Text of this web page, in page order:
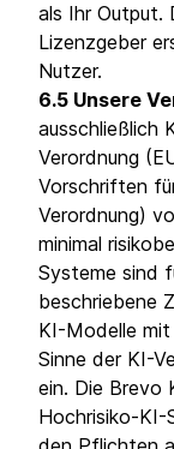
als Ihr Output.
Lizenzgeber
Nutzer.
6.5 Unsere
ausschließlich
Verordnung
Vorschriften
Verordnung)
minimal
Systeme sind
beschriebene
KI-Modelle mit
Sinne der KI-
ein. Die Brevo
Hochrisiko-KI-